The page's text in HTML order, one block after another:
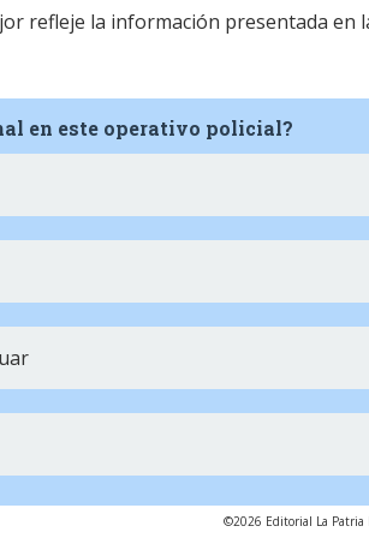
refleje la información presentada en
en este operativo policial?
©2026 Editorial La Patria